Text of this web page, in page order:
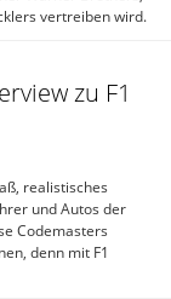
vertreiben wird.
zu F1
realistisches
und Autos der
Codemasters
denn mit F1